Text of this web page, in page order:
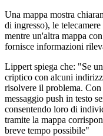
Una mappa mostra
di ingresso), le
mentre un'altra mappa
fornisce informazioni
Lippert spiega che: "Se
criptico con alcuni
risolvere il problema.
messaggio push in testo
consentendo loro di
tramite la mappa
breve tempo possibile"